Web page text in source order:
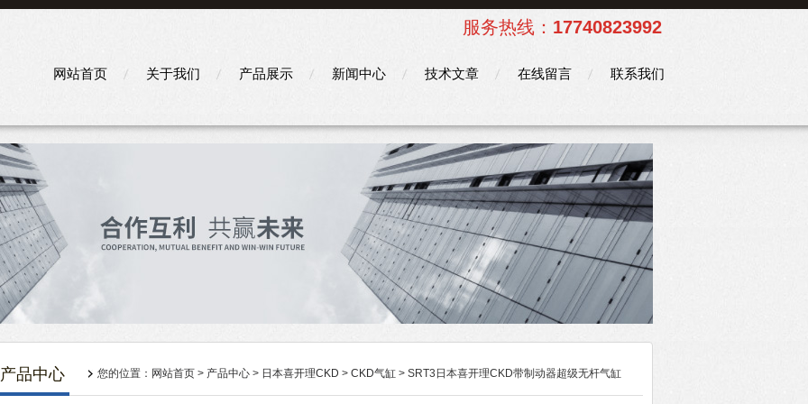
服务热线： 17740823992
网站首页 关于我们 产品展示 新闻中心 技术文章 在线留言 联系我们
产品中心 您的位置： 网站首页 > 产品中心 > 日本喜开理CKD > CKD气缸 > SRT3日本喜开理CKD带制动器超级无杆气缸